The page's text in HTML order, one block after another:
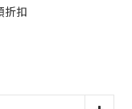
折扣